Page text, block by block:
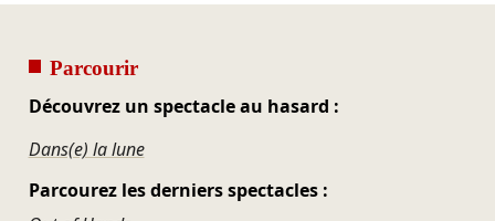
Parcourir
Découvrez un spectacle au hasard :
Dans(e) la lune
Parcourez les derniers spectacles :